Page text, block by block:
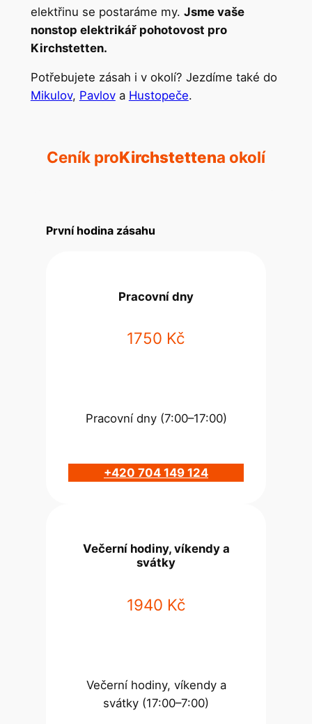
elektřinu se postaráme my. Jsme vaše
nonstop elektrikář pohotovost pro
Kirchstetten.
Potřebujete zásah i v okolí? Jezdíme také do
Mikulov, Pavlova Hustopeče.
Ceník proKirchstettena okolí
První hodina zásahu
Pracovní dny
1750 Kč
Pracovní dny (7:00–17:00)
+420 704 149 124
Večerní hodiny, víkendy a
svátky
1940 Kč
Večerní hodiny, víkendy a
svátky (17:00–7:00)